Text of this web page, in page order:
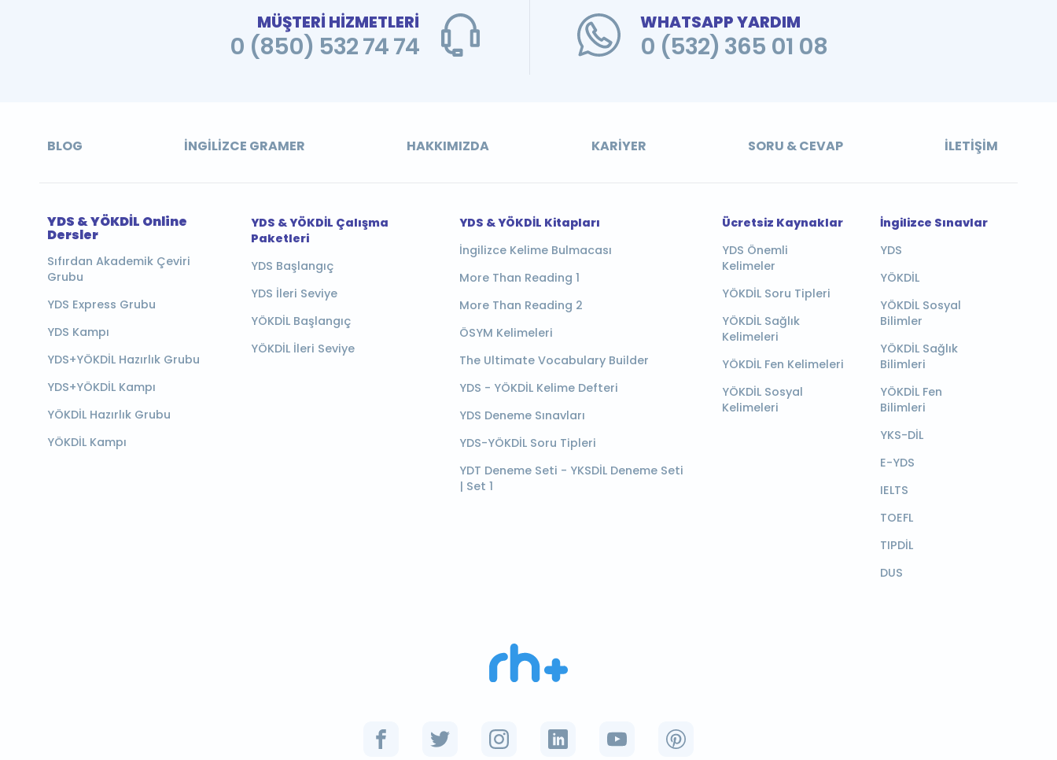
MÜŞTERİ HİZMETLERİ
0 (850) 532 74 74
WHATSAPP YARDIM
0 (532) 365 01 08
BLOG İNGILIZCE GRAMER HAKKIMIZDA KARIYER SORU & CEVAP İLETIŞIM
YDS & YÖKDİL Online
Dersler
Sıfırdan Akademik Çeviri
Grubu
YDS Express Grubu
YDS Kampı
YDS+YÖKDİL Hazırlık Grubu
YDS+YÖKDİL Kampı
YÖKDİL Hazırlık Grubu
YÖKDİL Kampı
YDS & YÖKDİL Çalışma
Paketleri
YDS Başlangıç
YDS İleri Seviye
YÖKDİL Başlangıç
YÖKDİL İleri Seviye
YDS & YÖKDİL Kitapları
İngilizce Kelime Bulmacası
More Than Reading 1
More Than Reading 2
ÖSYM Kelimeleri
The Ultimate Vocabulary Builder
YDS - YÖKDİL Kelime Defteri
YDS Deneme Sınavları
YDS-YÖKDİL Soru Tipleri
YDT Deneme Seti - YKSDİL Deneme Seti
| Set 1
Ücretsiz Kaynaklar
YDS Önemli
Kelimeler
YÖKDİL Soru Tipleri
YÖKDİL Sağlık
Kelimeleri
YÖKDİL Fen Kelimeleri
YÖKDİL Sosyal
Kelimeleri
İngilizce Sınavlar
YDS
YÖKDİL
YÖKDİL Sosyal
Bilimler
YÖKDİL Sağlık
Bilimleri
YÖKDİL Fen
Bilimleri
YKS-DİL
E-YDS
IELTS
TOEFL
TIPDİL
DUS